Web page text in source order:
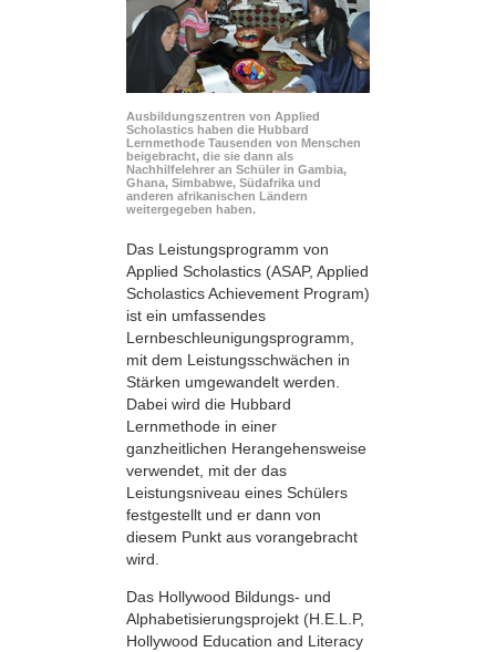
Ausbildungszentren von Applied
Scholastics haben die Hubbard
Lernmethode Tausenden von Menschen
beigebracht, die sie dann als
Nachhilfelehrer an Schüler in Gambia,
Ghana, Simbabwe, Südafrika und
anderen afrikanischen Ländern
weitergegeben haben.
Das Leistungsprogramm von
Applied Scholastics (ASAP, Applied
Scholastics Achievement Program)
ist ein umfassendes
Lernbeschleunigungsprogramm,
mit dem Leistungsschwächen in
Stärken umgewandelt werden.
Dabei wird die Hubbard
Lernmethode in einer
ganzheitlichen Herangehensweise
verwendet, mit der das
Leistungsniveau eines Schülers
festgestellt und er dann von
diesem Punkt aus vorangebracht
wird.
Das Hollywood Bildungs- und
Alphabetisierungsprojekt (H.E.L.P,
Hollywood Education and Literacy